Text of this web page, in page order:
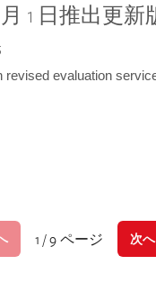
月 1 日推出更
revised evaluation
1 / 9 ページ 次へ